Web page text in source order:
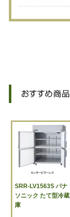
SRR-LV1563S パナ
ソニック たて型冷蔵
庫